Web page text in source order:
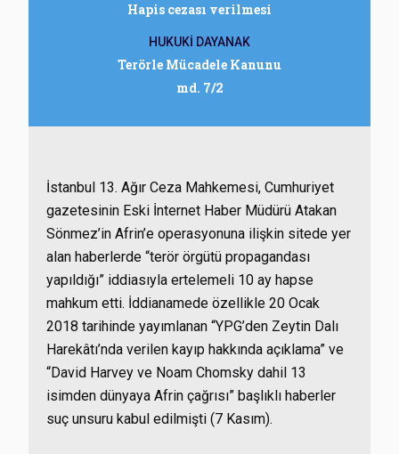
Hapis cezası verilmesi
HUKUKİ DAYANAK
Terörle Mücadele Kanunu
md. 7/2
İstanbul 13. Ağır Ceza Mahkemesi, Cumhuriyet
gazetesinin Eski İnternet Haber Müdürü Atakan
Sönmez’in Afrin’e operasyonuna ilişkin sitede yer
alan haberlerde “terör örgütü propagandası
yapıldığı” iddiasıyla ertelemeli 10 ay hapse
mahkum etti. İddianamede özellikle 20 Ocak
2018 tarihinde yayımlanan “YPG’den Zeytin Dalı
Harekâtı’nda verilen kayıp hakkında açıklama” ve
“David Harvey ve Noam Chomsky dahil 13
isimden dünyaya Afrin çağrısı” başlıklı haberler
suç unsuru kabul edilmişti (7 Kasım).